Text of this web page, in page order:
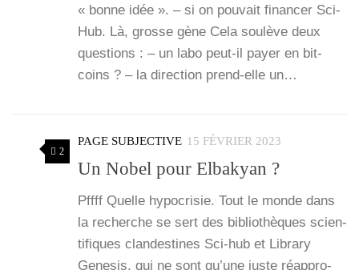
« bonne idée ». – si on pou­vait finan­cer Sci-
Hub. Là, grosse gène Cela sou­lève deux
ques­tions : – un labo peut-il payer en bit­
coins ? – la direc­tion prend-elle un…
2
PAGE SUBJECTIVE 15 FÉVRIER 2023
Un Nobel pour Elbakyan ?
Pffff Quelle hypo­cri­sie. Tout le monde dans
la recherche se sert des biblio­thèques scien­
ti­fiques clan­des­tines Sci-hub et Libra­ry
Gene­sis, qui ne sont qu’une juste réap­pro­